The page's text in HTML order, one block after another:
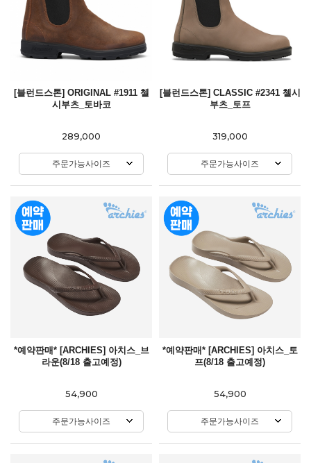
[블런드스톤] ORIGINAL #1911 첼
시부츠_토바코
289,000
주문가능사이즈
[블런드스톤] CLASSIC #2341 첼시
부츠_토프
319,000
주문가능사이즈
*예약판매* [ARCHIES] 아치스_브
라운(8/18 출고예정)
54,900
주문가능사이즈
*예약판매* [ARCHIES] 아치스_토
프(8/18 출고예정)
54,900
주문가능사이즈